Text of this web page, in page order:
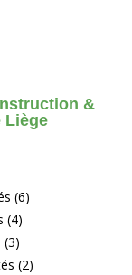
&
Liège
(6)
(4)
(2)